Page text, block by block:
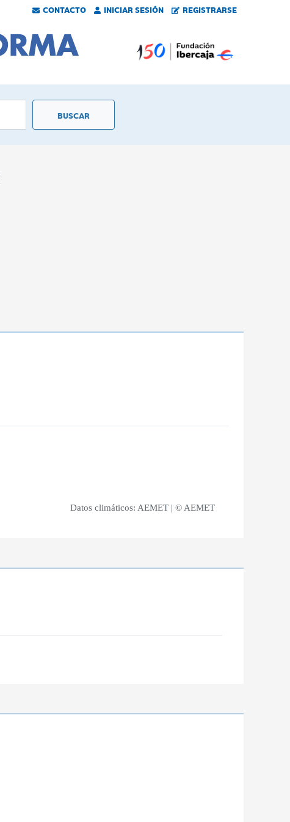
CONTACTO INICIAR SESIÓN REGISTRARSE
Datos climáticos: AEMET | © AEMET